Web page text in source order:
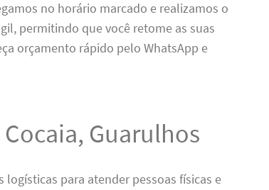
no horário marcado e realizamos o
permitindo que você retome as suas
orçamento rápido pelo WhatsApp e
Guarulhos
para atender pessoas físicas e